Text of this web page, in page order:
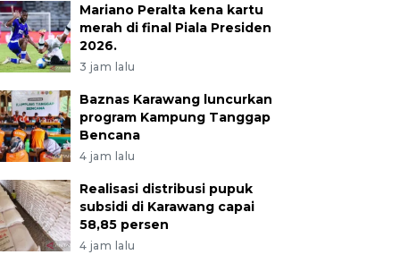
Mariano Peralta kena kartu
merah di final Piala Presiden
2026.
3 jam lalu
Baznas Karawang luncurkan
program Kampung Tanggap
Bencana
4 jam lalu
Realisasi distribusi pupuk
subsidi di Karawang capai
58,85 persen
4 jam lalu